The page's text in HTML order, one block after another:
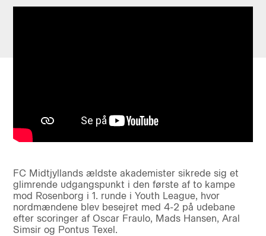
FC Midtjyllands ældste akademister sikrede sig et
glimrende udgangspunkt i den første af to kampe
mod Rosenborg i 1. runde i Youth League, hvor
nordmændene blev besejret med 4-2 på udebane
efter scoringer af Oscar Fraulo, Mads Hansen, Aral
Simsir og Pontus Texel.